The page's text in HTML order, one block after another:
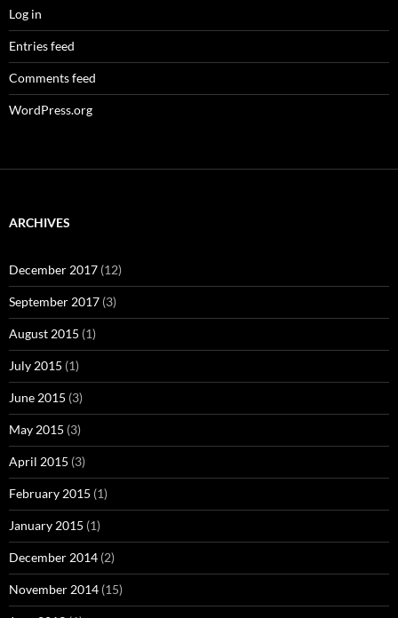
Log in
Entries feed
Comments feed
WordPress.org
ARCHIVES
December 2017 (12)
September 2017 (3)
August 2015 (1)
July 2015 (1)
June 2015 (3)
May 2015 (3)
April 2015 (3)
February 2015 (1)
January 2015 (1)
December 2014 (2)
November 2014 (15)